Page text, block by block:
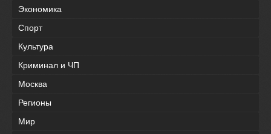
Экономика
Спорт
Культура
Криминал и ЧП
Москва
Регионы
Мир